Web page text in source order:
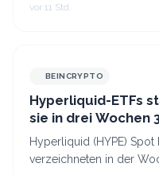
vor 11 Std.
BEINCRYPTO
Hyperliquid-ETFs
sie in drei Wochen
haben
Hyperliquid (HYPE) Spot
verzeichneten in der